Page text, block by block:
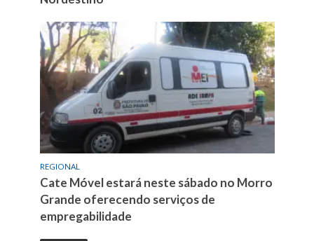
REGIONAL
Cate Móvel estará neste sábado no Morro
Grande oferecendo serviços de
empregabilidade